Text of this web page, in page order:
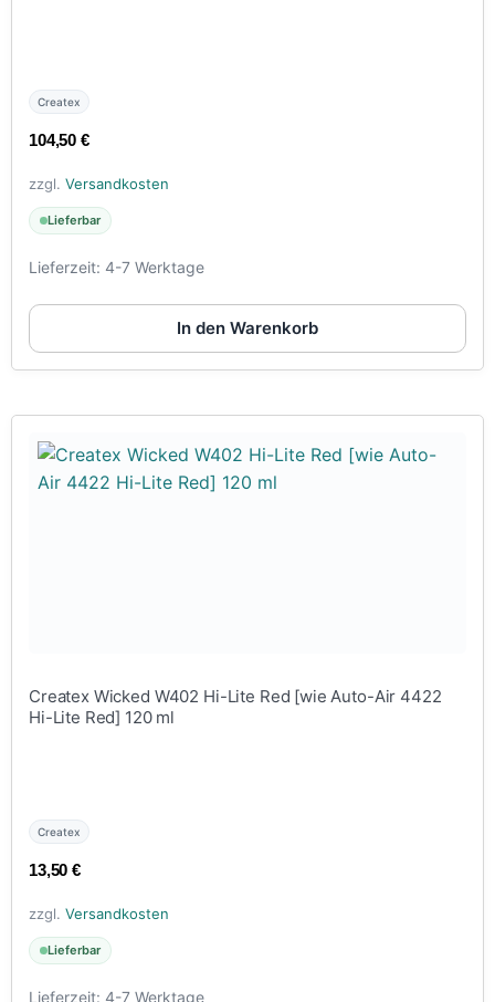
Createx
104,50 €
zzgl. Versandkosten
Lieferbar
Lieferzeit: 4-7 Werktage
In den Warenkorb
Createx Wicked W402 Hi-Lite Red [wie Auto-Air 4422
Hi-Lite Red] 120 ml
Createx
13,50€
zzgl. Versandkosten
Lieferbar
Lieferzeit: 4-7 Werktage